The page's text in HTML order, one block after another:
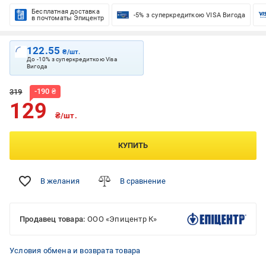
Бесплатная доставка
в почтоматы Эпицентр
-5% з суперкредиткою VISA Вигода
122.55₴/шт.
До -10% з суперкредиткою Visa
Вигода
319 -190 ₴
129 ₴/шт.
КУПИТЬ
В желания В сравнение
Продавец товара: ООО «Эпицентр К»
Условия обмена и возврата товара